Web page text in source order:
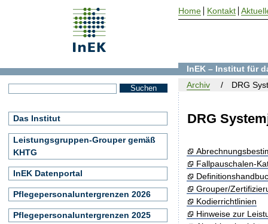
DRG
Fallpauschalen-
Grouper/
Kodierrichtlinien
Hinweise zur
InEK – Institut für
Archiv
DRG
Das Institut
Leistungsgruppen-Grouper gemäß
KHTG
InEK Datenportal
Pflegepersonaluntergrenzen 2026
Pflegepersonaluntergrenzen 2025
Home Kontakt